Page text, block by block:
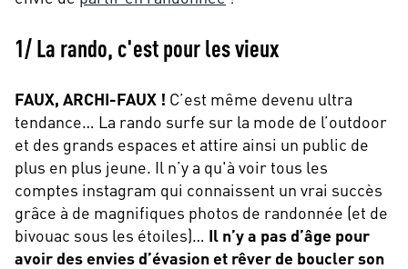
1/ La rando, c'est pour les vieux
FAUX, ARCHI-FAUX ! C’est même devenu ultra
tendance… La rando surfe sur la mode de l’outdoor
et des grands espaces et attire ainsi un public de
plus en plus jeune. Il n’y a qu'à voir tous les
comptes instagram qui connaissent un vrai succès
grâce à de magnifiques photos de randonnée (et de
bivouac sous les étoiles)… Il n’y a pas d’âge pour
avoir des envies d’évasion et rêver de boucler son